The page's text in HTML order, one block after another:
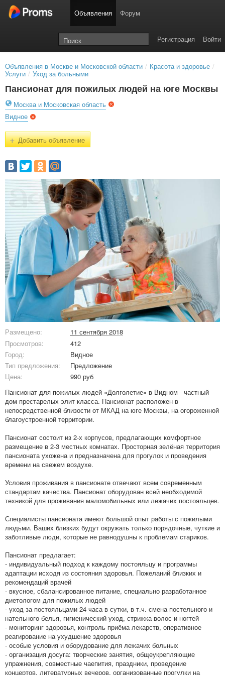
Объявления Форум
Войти
Регистрация
Объявления в Москве и Московской области / Красота и здоровье /
Услуги / Уход за больными
Пансионат для пожилых людей на юге Москвы
Москва и Московская область
Видное
+Добавить объявление
Размещено:
11 сентября 2018
Просмотров:
412
Город:
Видное
Тип предложения:
Предложение
Цена:
990 руб
Пансионат для пожилых людей «Долголетие» в Видном - частный
дом престарелых элит класса. Пансионат расположен в
непосредственной близости от МКАД на юге Москвы, на огороженной
благоустроенной территории.
Пансионат состоит из 2-х корпусов, предлагающих комфортное
размещение в 2-3 местных комнатах. Просторная зелёная территория
пансионата ухожена и предназначена для прогулок и проведения
времени на свежем воздухе.
Условия проживания в пансионате отвечают всем современным
стандартам качества. Пансионат оборудован всей необходимой
техникой для проживания маломобильных или лежачих постояльцев.
Специалисты пансионата имеют большой опыт работы с пожилыми
людьми. Ваших близких будут окружать только порядочные, чуткие и
заботливые люди, которые не равнодушны к проблемам стариков.
Пансионат предлагает:
- индивидуальный подход к каждому постояльцу и программы
адаптации исходя из состояния здоровья. Пожеланий близких и
рекомендаций врачей
- вкусное, сбалансированное питание, специально разработанное
диетологом для пожилых людей
- уход за постояльцами 24 часа в сутки, в т.ч. смена постельного и
нательного белья, гигиенический уход, стрижка волос и ногтей
- мониторинг здоровья, контроль приёма лекарств, оперативное
реагирование на ухудшение здоровья
- особые условия и оборудование для лежачих больных
- организация досуга: творческие занятия, общеукрепляющие
упражнения, совместные чаепития, праздники, проведение
концертов, литературных вечеров, организованные прогулки на